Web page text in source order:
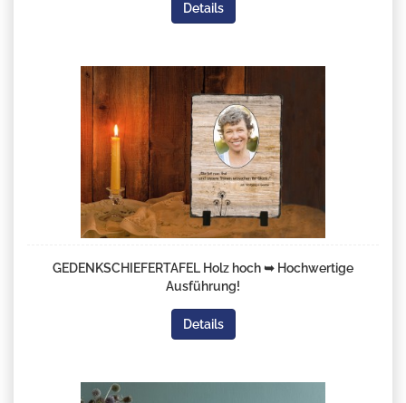
Details
GEDENKSCHIEFERTAFEL Holz hoch ➥ Hochwertige
Ausführung!
Details